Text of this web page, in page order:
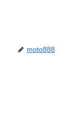
moto888